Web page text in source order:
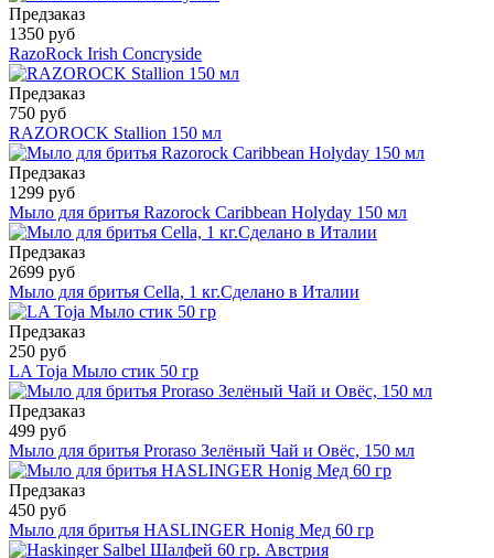
Предзаказ
1350 руб
RazoRock Irish Concryside
Предзаказ
750 руб
RAZOROCK Stallion 150 мл
Предзаказ
1299 руб
Мыло для бритья Razorock Caribbean Holyday 150 мл
Предзаказ
2699 руб
Мыло для бритья Cella, 1 кг.Сделано в Италии
Предзаказ
250 руб
LA Toja Мыло стик 50 гр
Предзаказ
499 руб
Мыло для бритья Proraso Зелёный Чай и Овёс, 150 мл
Предзаказ
450 руб
Мыло для бритья HASLINGER Honig Мед 60 гр